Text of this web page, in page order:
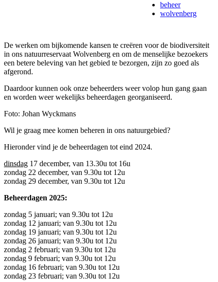
beheer
wolvenberg
De werken om bijkomende kansen te creëren voor de biodiversiteit
in ons natuurreservaat Wolvenberg en om de menselijke bezoekers
een betere beleving van het gebied te bezorgen, zijn zo goed als
afgerond.
Daardoor kunnen ook onze beheerders weer volop hun gang gaan
en worden weer wekelijks beheerdagen georganiseerd.
Foto: Johan Wyckmans
Wil je graag mee komen beheren in ons natuurgebied?
Hieronder vind je de beheerdagen tot eind 2024.
dinsdag 17 december, van 13.30u tot 16u
zondag 22 december, van 9.30u tot 12u
zondag 29 december, van 9.30u tot 12u
Beheerdagen 2025:
zondag 5 januari; van 9.30u tot 12u
zondag 12 januari; van 9.30u tot 12u
zondag 19 januari; van 9.30u tot 12u
zondag 26 januari; van 9.30u tot 12u
zondag 2 februari; van 9.30u tot 12u
zondag 9 februari; van 9.30u tot 12u
zondag 16 februari; van 9.30u tot 12u
zondag 23 februari; van 9.30u tot 12u